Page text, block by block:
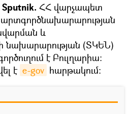
ՀՀ վարչապետ
և
նախարարության (ՏԿԵՆ)
է Բուլղարիա։
է e-gov հարթակում։